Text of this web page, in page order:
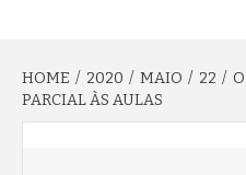
HOME 2020 MAIO 22
PARCIAL ÀS AULAS